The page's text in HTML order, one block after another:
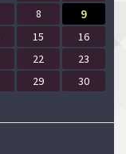
8 9
15
16
22
23
29
30